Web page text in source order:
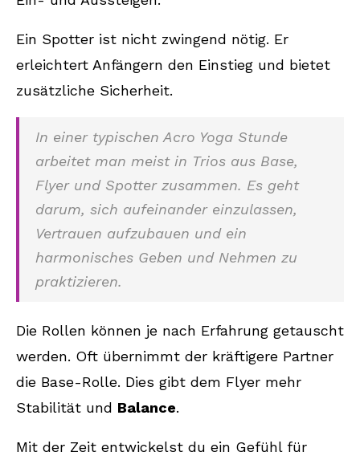
Ein Spotter ist nicht zwingend nötig. Er
erleichtert Anfängern den Einstieg und bietet
zusätzliche Sicherheit.
In einer typischen Acro Yoga Stunde
arbeitet man meist in Trios aus Base,
Flyer und Spotter zusammen. Es geht
darum, sich aufeinander einzulassen,
Vertrauen aufzubauen und ein
harmonisches Geben und Nehmen zu
praktizieren.
Die Rollen können je nach Erfahrung getauscht
werden. Oft übernimmt der kräftigere Partner
die Base-Rolle. Dies gibt dem Flyer mehr
Stabilität und Balance.
Mit der Zeit entwickelst du ein Gefühl für